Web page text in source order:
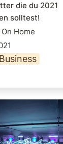
die du 2021
solltest!
Home
auf
Driven